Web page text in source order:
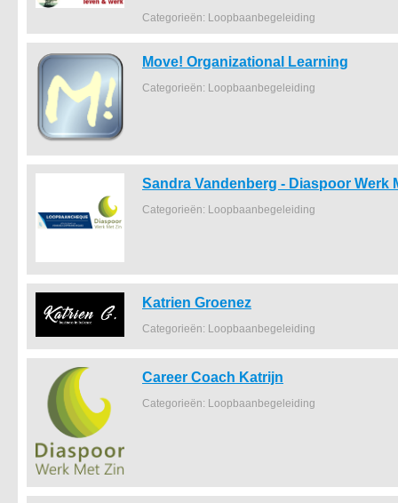
Categorieën: Loopbaanbegeleiding
Move! Organizational Learning
Categorieën: Loopbaanbegeleiding
Sandra Vandenberg - Diaspoor Werk
Categorieën: Loopbaanbegeleiding
Katrien Groenez
Categorieën: Loopbaanbegeleiding
Career Coach Katrijn
Categorieën: Loopbaanbegeleiding